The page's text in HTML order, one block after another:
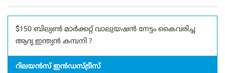
$150 ബില്യൺ മാർക്കറ്റ് വാലുയഷൻ നേട്ടം കൈവരിച്ച
ആദ്യ ഇന്ത്യൻ കമ്പനി ?
റിലയൻസ് ഇൻഡസ്ട്രീസ്